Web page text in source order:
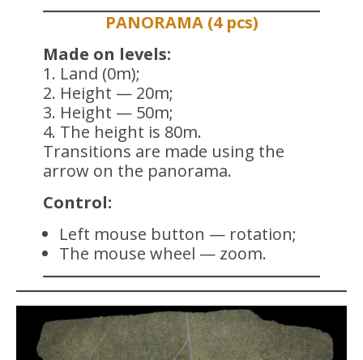
PANORAMA (4 pcs)
Made on levels:
1. Land (0m);
2. Height — 20m;
3. Height — 50m;
4. The height is 80m.
Transitions are made using the
arrow on the panorama.
Control:
Left mouse button — rotation;
The mouse wheel — zoom.